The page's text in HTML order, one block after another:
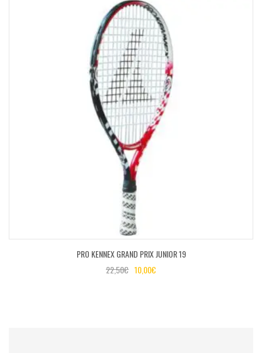
PRO KENNEX GRAND PRIX JUNIOR 19
22,50€ 10,00€